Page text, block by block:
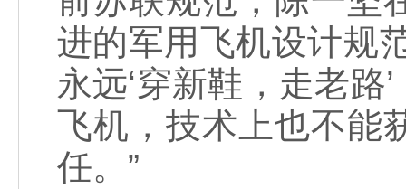
进的军用飞机设计规
永远‘穿新鞋，走老
飞机，技术上也不能
任。”